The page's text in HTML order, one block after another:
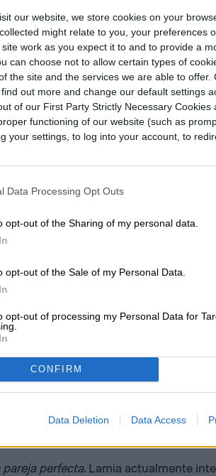
our website, we store cookies on your
might relate to you, your preferences
work as you expect it to and to provide a
can choose not to allow certain types of
the site and the services we are able to
out more and change our default settings
of our First Party Strictly Necessary
functioning of our website (such as
your settings, to log into your account, to
Data Processing Opt Outs
opt-out of the Sharing of my personal data.
opt-out of the Sale of my Personal Data.
opt-out of processing my Personal Data for
CONFIRM
Data Deletion Data Access
parejaperfecta incluye a Liev
Winbury, Meghann Fahy como
Dival, Jack Reynor como Thomas
como Will Winbury, Michael
Nikki Henry e Isabelle Adjani
pareja perfecta. Lamia actualmente